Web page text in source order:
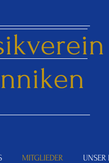
MITGLIEDER UNSER